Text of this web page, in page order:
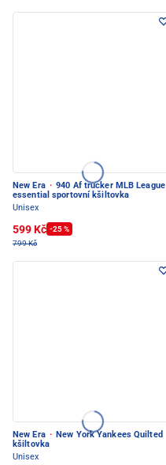
New Era · 940 Af trucker MLB League
essential sportovní kšiltovka
Unisex
599 Kč -25 %
799 Kč
New Era · New York Yankees Quilted
kšiltovka
Unisex